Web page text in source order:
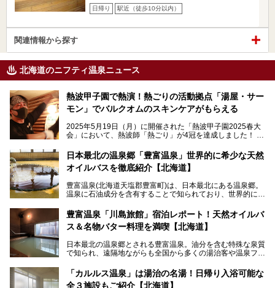
日帰り 駅近（徒歩10分以内）
関連情報から探す
北海道のニフティ温泉ニュース
熱波甲子園で熱演！熱ごりの活動拠点「湯屋・サー
モン」でバルクオムのスキンケアがもらえる
2025年5月19日（月）に開催された「熱波甲子園2025春大
会」において、熱波師「熱ごり」が4冠を達成しました！
動拠点である北海道の銭湯「湯屋・サーモン」にて、メンズ
スキンケアブランド バルクオムの「ONE DAY KIT」を数量
限定でプレゼントいたします。
で、ぜひお試しください。※6月13日配布開始、なくなり次
第終了
───
提供元：株式会社バルクオム【PR】
この記事は株式会社バルクオム商品のPR記事です。
日本最北の温泉郷「豊富温泉」世界的に希少な天然
オイルバスを徹底紹介【北海道】
豊富温泉(北海道天塩郡豊富町)は、日本最北にある温泉郷。
温泉に石油成分を含有することで知られており、世界的にも
に特効があると言われ、遠隔地ながらも全国から湯治・療養
目的で多くの人々が訪れます。
地体験し、独自の視点で豊富温泉の“天然オイルバス”をレポ
ート。温泉地概要や日帰り入浴施設をはじめ、宿泊施設・ア
豊富温泉「川島旅館」宿泊レポート！天然オイルバ
ス＆名物バター料理を満喫【北海道】
日本最北の温泉郷とされる豊富温泉。油分を含む特殊な泉質
で知られ、遠隔地ながらも全国から多くの湯治客や温泉ファ
「川島旅館」は、豊富温泉の開湯当初から営業する老舗旅
「カルルス温泉」は湯治の名湯！日帰り入浴可能な
全３施設もご紹介【北海道】